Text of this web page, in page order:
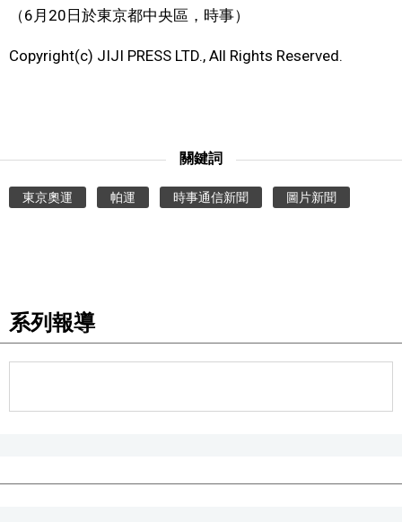
娛樂
東京
（6月20日於東京都中央區，時事）
Copyright(c) JIJI PRESS LTD., All Rights Reserved.
關鍵詞
東京奧運 帕運 時事通信新聞 圖片新聞
系列報導